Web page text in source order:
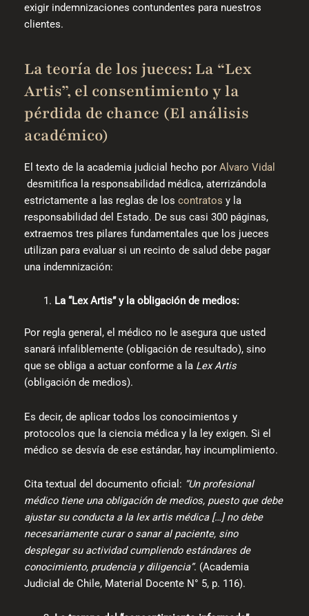
exigir indemnizaciones contundentes para nuestros
clientes.
La teoría de los jueces: La “Lex
Artis”, el consentimiento y la
pérdida de chance (El análisis
académico)
El texto de la academia judicial hecho por Alvaro Vidal
desmitifica la responsabilidad médica, aterrizándola
estrictamente a las reglas de los contratos y la
responsabilidad del Estado. De sus casi 300 páginas,
extraemos tres pilares fundamentales que los jueces
utilizan para evaluar si un recinto de salud debe pagar
una indemnización:
La “Lex Artis” y la obligación de medios:
Por regla general, el médico no le asegura que usted
sanará infaliblemente (obligación de resultado), sino
que se obliga a actuar conforme a la Lex Artis
(obligación de medios).
Es decir, de aplicar todos los conocimientos y
protocolos que la ciencia médica y la ley exigen. Si el
médico se desvía de ese estándar, hay incumplimiento.
Cita textual del documento oficial: “Un profesional
médico tiene una obligación de medios, puesto que debe
ajustar su conducta a la lex artis médica […] no debe
necesariamente curar o sanar al paciente, sino
desplegar su actividad cumpliendo estándares de
conocimiento, prudencia y diligencia”. (Academia
Judicial de Chile, Material Docente N° 5, p. 116).